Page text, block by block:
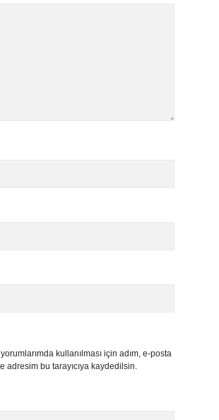
kullanılması için adım, e-posta
adresim bu tarayıcıya kaydedilsin.